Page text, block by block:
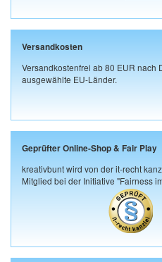
Versandkosten
Versandkostenfrei ab 80 EUR nach
ausgewählte EU-Länder.
Geprüfter Online-Shop & Fair Play
kreativbunt wird von der it-recht
Mitglied bei der Initiative "Fairness